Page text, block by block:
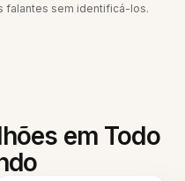
falantes sem identificá-los.
em Todo